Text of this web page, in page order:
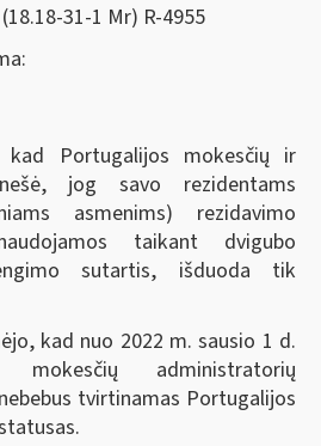
31-1 Mr) R-4955
kad Portugalijos mokesčių ir
jog savo rezidentams
asmenims) rezidavimo
taikant dvigubo
sutartis, išduoda tik
kad nuo 2022 m. sausio 1 d.
mokesčių administratorių
tvirtinamas Portugalijos